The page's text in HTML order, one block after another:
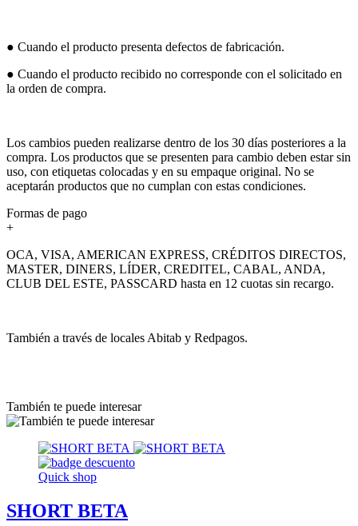
● Cuando el producto presenta defectos de fabricación.
● Cuando el producto recibido no corresponde con el solicitado en
la orden de compra.
Los cambios pueden realizarse dentro de los 30 días posteriores a la
compra. Los productos que se presenten para cambio deben estar sin
uso, con etiquetas colocadas y en su empaque original. No se
aceptarán productos que no cumplan con estas condiciones.
Formas de pago
+
OCA, VISA, AMERICAN EXPRESS, CRÉDITOS DIRECTOS,
MASTER, DINERS, LÍDER, CREDITEL, CABAL, ANDA,
CLUB DEL ESTE, PASSCARD hasta en 12 cuotas sin recargo.
También a través de locales Abitab y Redpagos.
También te puede interesar
Quick shop
SHORT BETA